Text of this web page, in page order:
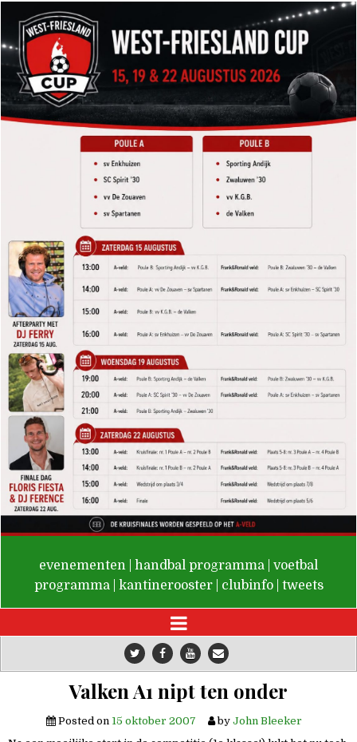
De Valken
evenementen handbal programma
voetbal
programma
kantinerooster clubinfo tweets
Valken A1 nipt ten onder
Posted on 15 oktober 2007 by John Bleeker